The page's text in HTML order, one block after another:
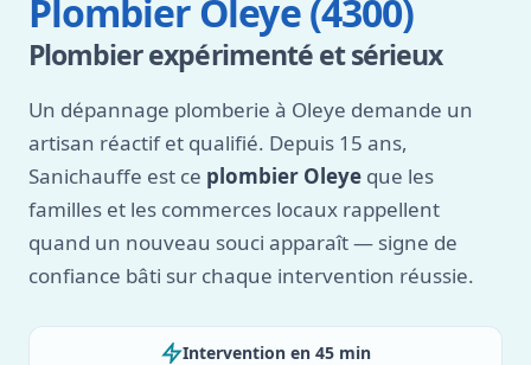
Plombier Oleye (4300)
Plombier expérimenté et sérieux
Un dépannage plomberie à Oleye demande un
artisan réactif et qualifié. Depuis 15 ans,
Sanichauffe est ce plombier Oleye que les
familles et les commerces locaux rappellent
quand un nouveau souci apparaît — signe de
confiance bâti sur chaque intervention réussie.
Intervention en 45 min